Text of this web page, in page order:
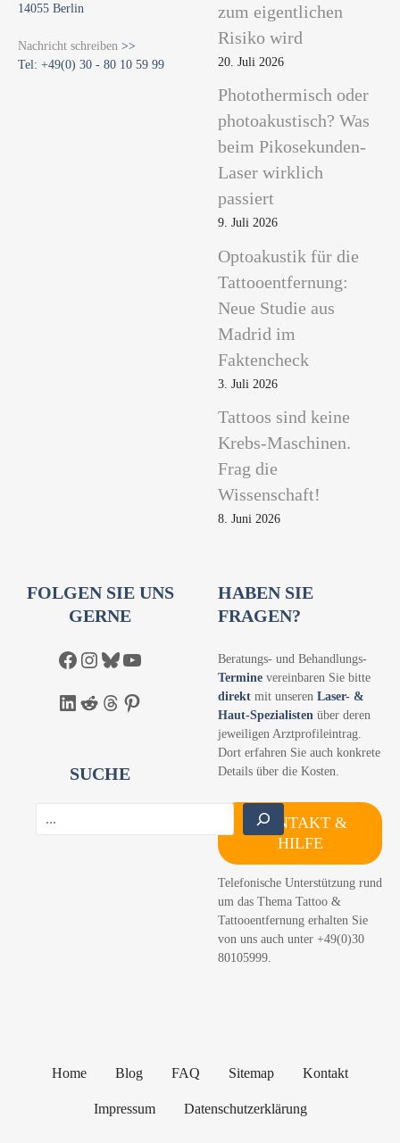
14055 Berlin
Nachricht schreiben >>
Tel: +49(0) 30 - 80 10 59 99
zum eigentlichen
Risiko wird
20. Juli 2026
Photothermisch oder
photoakustisch? Was
beim Pikosekunden-
Laser wirklich
passiert
9. Juli 2026
Optoakustik für die
Tattooentfernung:
Neue Studie aus
Madrid im
Faktencheck
3. Juli 2026
Tattoos sind keine
Krebs-Maschinen.
Frag die
Wissenschaft!
8. Juni 2026
FOLGEN SIE UNS
GERNE
Facebook Instagram Bluesky YouTube
LinkedIn Reddit Threads Pinterest
SUCHE
HABEN SIE
FRAGEN?
Beratungs- und Behandlungs-
Termine vereinbaren Sie bitte
direkt mit unseren Laser- &
Haut-Spezialisten über deren
jeweiligen Arztprofileintrag.
Dort erfahren Sie auch konkrete
Details über die Kosten.
KONTAKT &
HILFE
Telefonische Unterstützung rund
um das Thema Tattoo &
Tattooentfernung erhalten Sie
von uns auch unter +49(0)30
80105999.
Home Blog FAQ Sitemap Kontakt
Impressum Datenschutzerklärung